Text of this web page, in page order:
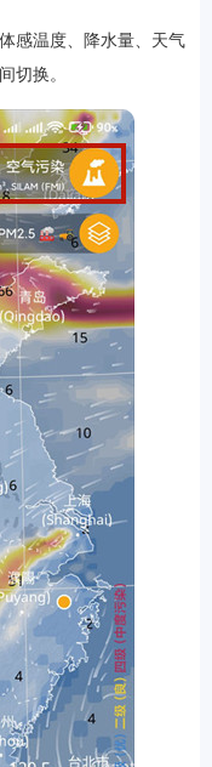
感温度、降水量、天气
切换。